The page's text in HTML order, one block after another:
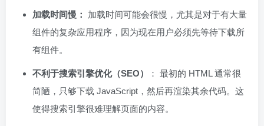
加载时间慢：
加载时间可能会很慢，尤其是对于有大量
组件的复杂应用程序，因为现在用户必须先等待下载所
有组件。
不利于搜索引擎优化（SEO）
： 最初的 HTML 通常很
简陋，只够下载 JavaScript，然后再渲染其余代码。这
使得搜索引擎很难理解页面的内容。